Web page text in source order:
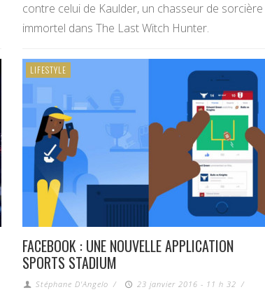
contre celui de Kaulder, un chasseur de sorcière
immortel dans The Last Witch Hunter.
LIFESTYLE
FACEBOOK : UNE NOUVELLE APPLICATION
SPORTS STADIUM
Stéphane D'Angelo / 23 janvier 2016 - 11 h 32 /